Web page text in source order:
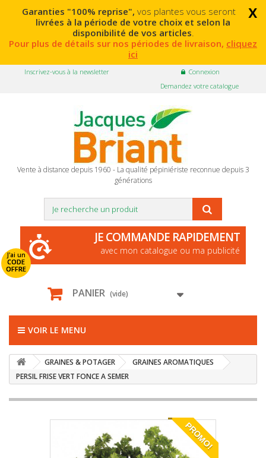
x
Garanties "100% reprise", vos plantes vous seront
livrées à la période de votre choix et selon la
disponibilité de vos articles.
Pour plus de détails sur nos périodes de livraison, cliquez
ici
Connexion
Inscrivez-vous à la newsletter
Demandez votre catalogue
Vente à distance depuis 1960 - La qualité pépiniériste reconnue depuis 3
générations
J'ai un
CODE
OFFRE
JE COMMANDE RAPIDEMENT
avec mon catalogue ou ma publicité
PANIER (vide)
VOIR LE MENU
GRAINES & POTAGER
GRAINES AROMATIQUES
PERSIL FRISE VERT FONCE A SEMER
PROMO!